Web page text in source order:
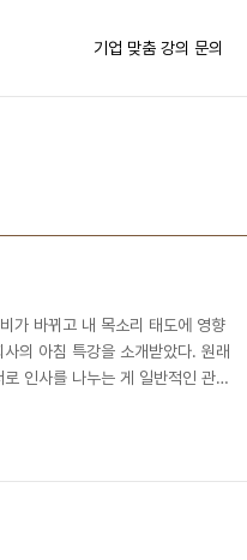
기업 맞춤 강의 문의
가 바뀌고 내 목소리 태도에 영향
의 아침 특강을 소개받았다. 원래
인사를 나누는 게 일반적인 관례
는 회사인데 내일 아침 7시까지
오라는 것인데..